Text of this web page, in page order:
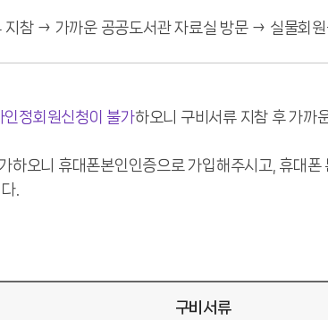
지참 → 가까운 공공도서관 자료실 방문 → 실물회
인정회원신청이 불가하오니 구비서류 지참 후 가까
하오니 휴대폰본인인증으로 가입해주시고, 휴대폰
.
구비서류